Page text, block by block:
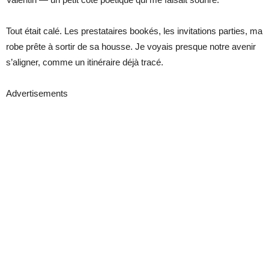
Tout était calé. Les prestataires bookés, les invitations parties, ma
robe prête à sortir de sa housse. Je voyais presque notre avenir
s’aligner, comme un itinéraire déjà tracé.
Advertisements